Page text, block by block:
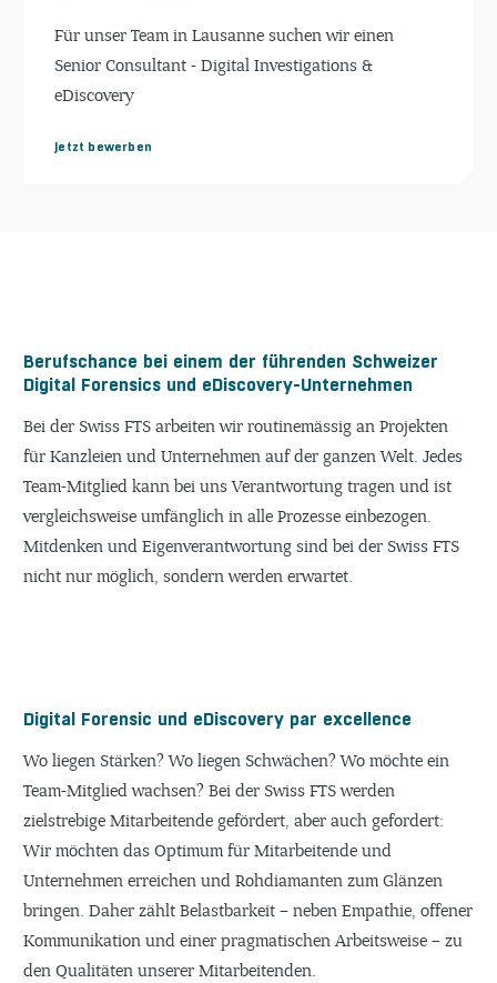
Für unser Team in Lausanne suchen wir einen
Senior Consultant - Digital Investigations &
eDiscovery
Jetzt bewerben
Berufschance bei einem der führenden Schweizer
Digital Forensics und eDiscovery-Unternehmen
Bei der Swiss FTS arbeiten wir routinemässig an Projekten
für Kanzleien und Unternehmen auf der ganzen Welt. Jedes
Team-Mitglied kann bei uns Verantwortung tragen und ist
vergleichsweise umfänglich in alle Prozesse einbezogen.
Mitdenken und Eigenverantwortung sind bei der Swiss FTS
nicht nur möglich, sondern werden erwartet.
Digital Forensic und eDiscovery par excellence
Wo liegen Stärken? Wo liegen Schwächen? Wo möchte ein
Team-Mitglied wachsen? Bei der Swiss FTS werden
zielstrebige Mitarbeitende gefördert, aber auch gefordert:
Wir möchten das Optimum für Mitarbeitende und
Unternehmen erreichen und Rohdiamanten zum Glänzen
bringen. Daher zählt Belastbarkeit – neben Empathie, offener
Kommunikation und einer pragmatischen Arbeitsweise – zu
den Qualitäten unserer Mitarbeitenden.